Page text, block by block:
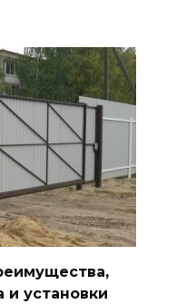
и установки